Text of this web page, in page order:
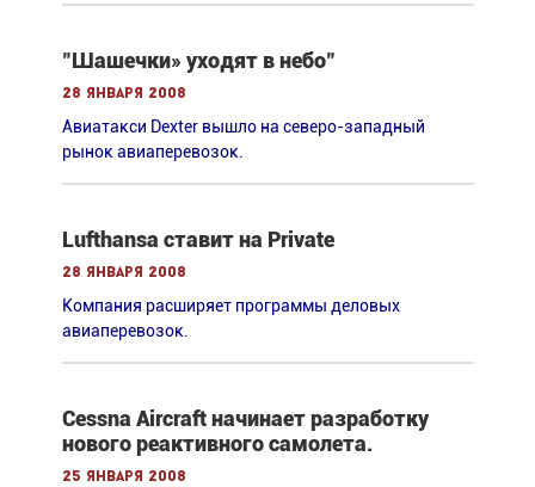
"Шашечки» уходят в небо"
28 января 2008
Авиатакси Dexter вышло на северо-западный
рынок авиаперевозок.
Lufthansa ставит на Private
28 января 2008
Компания расширяет программы деловых
авиаперевозок.
Cessna Aircraft начинает разработку
нового реактивного самолета.
25 января 2008